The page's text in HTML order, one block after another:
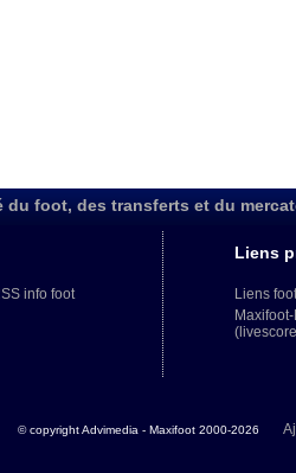
foot, des transferts et du
info foot
Liens
Liens
© copyright Advimedia - Maxifoot 2000-2026